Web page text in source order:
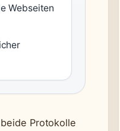
Webseiten
Protokolle